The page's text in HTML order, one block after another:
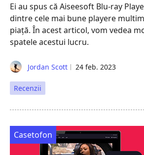
Ei au spus că Aiseesoft Blu-ray
dintre cele mai bune playere
piață. În acest articol, vom vedea
spatele acestui lucru.
Jordan Scott 24 feb. 2023
Recenzii
Casetofon